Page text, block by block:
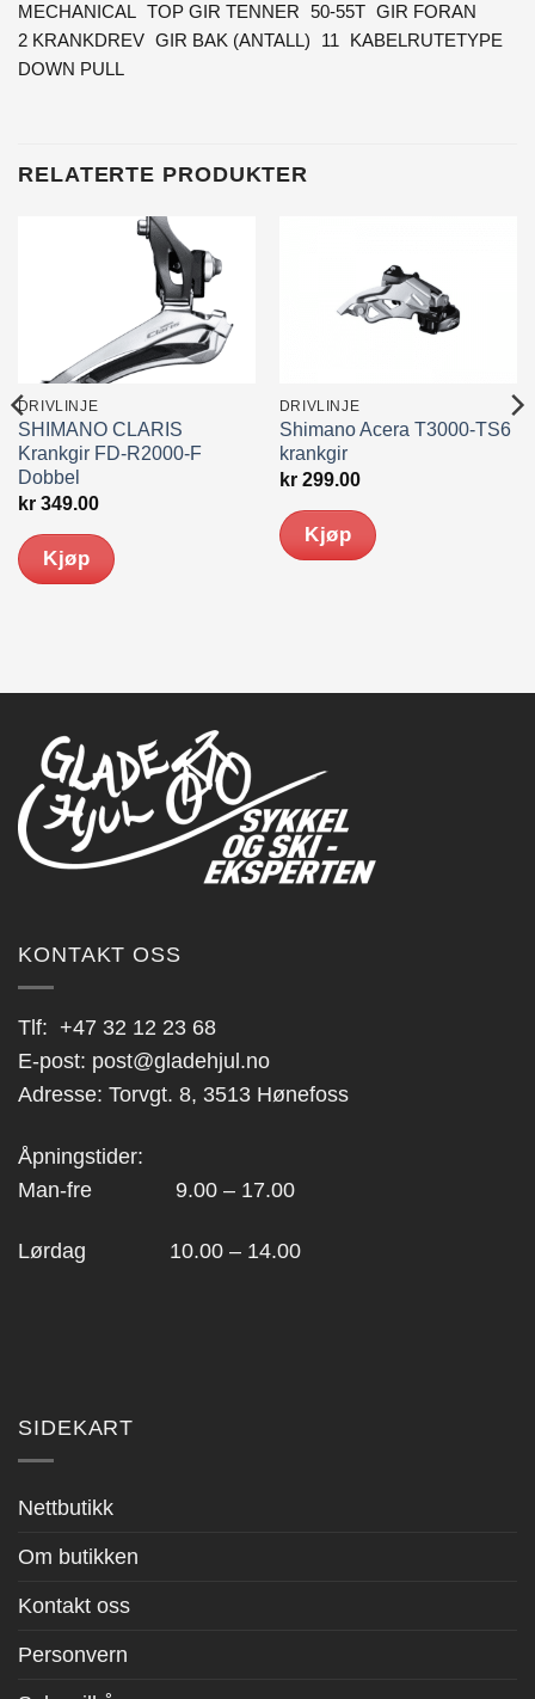
MECHANICAL TOP GIR TENNER 50-55T GIR FORAN
2 KRANKDREV GIR BAK (ANTALL) 11
KABELRUTETYPE
DOWN PULL
RELATERTE PRODUKTER
DRIVLINJE
SHIMANO CLARIS
Krankgir FD-R2000-F
Dobbel
kr349.00
Kjøp
DRIVLINJE
Shimano Acera T3000-TS6
krankgir
kr299.00
Kjøp
KONTAKT OSS
Tlf: +47 32 12 23 68
E-post: post@gladehjul.no
Adresse: Torvgt. 8, 3513 Hønefoss
Åpningstider:
Man-fre 9.00 – 17.00
Lørdag 10.00 – 14.00
SIDEKART
Nettbutikk
Om butikken
Kontakt oss
Personvern